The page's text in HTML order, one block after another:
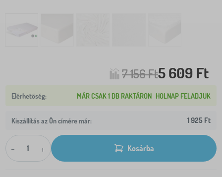
7 156 Ft5 609 Ft
MÁR CSAK 1 DB RAKTÁRON HOLNAP FELADJUK
Kiszállítás az Ön címére már: 1 925 Ft
- + Kosárba